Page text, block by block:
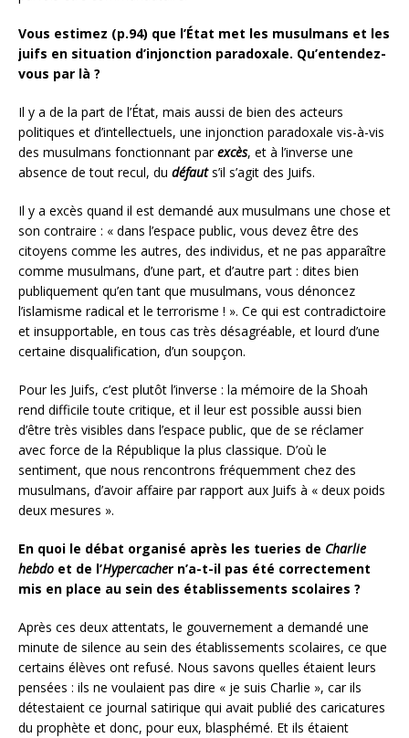
Vous estimez (p.94) que l’État met les musulmans et les
juifs en situation d’injonction paradoxale. Qu’entendez-
vous par là ?
Il y a de la part de l’État, mais aussi de bien des acteurs
politiques et d’intellectuels, une injonction paradoxale vis-à-vis
des musulmans fonctionnant parexcès, et à l’inverse une
absence de tout recul, du défauts’il s’agit des Juifs.
Il y a excès quand il est demandé aux musulmans une chose et
son contraire : « dans l’espace public, vous devez être des
citoyens comme les autres, des individus, et ne pas apparaître
comme musulmans, d’une part, et d’autre part : dites bien
publiquement qu’en tant que musulmans, vous dénoncez
l’islamisme radical et le terrorisme ! ». Ce qui est contradictoire
et insupportable, en tous cas très désagréable, et lourd d’une
certaine disqualification, d’un soupçon.
Pour les Juifs, c’est plutôt l’inverse : la mémoire de la Shoah
rend difficile toute critique, et il leur est possible aussi bien
d’être très visibles dans l’espace public, que de se réclamer
avec force de la République la plus classique. D’où le
sentiment, que nous rencontrons fréquemment chez des
musulmans, d’avoir affaire par rapport aux Juifs à « deux poids
deux mesures ».
En quoi le débat organisé après les tueries de Charlie
hebdo et de l’Hypercacher n’a-t-il pas été correctement
mis en place au sein des établissements scolaires ?
Après ces deux attentats, le gouvernement a demandé une
minute de silence au sein des établissements scolaires, ce que
certains élèves ont refusé. Nous savons quelles étaient leurs
pensées : ils ne voulaient pas dire « je suis Charlie », car ils
détestaient ce journal satirique qui avait publié des caricatures
du prophète et donc, pour eux, blasphémé. Et ils étaient